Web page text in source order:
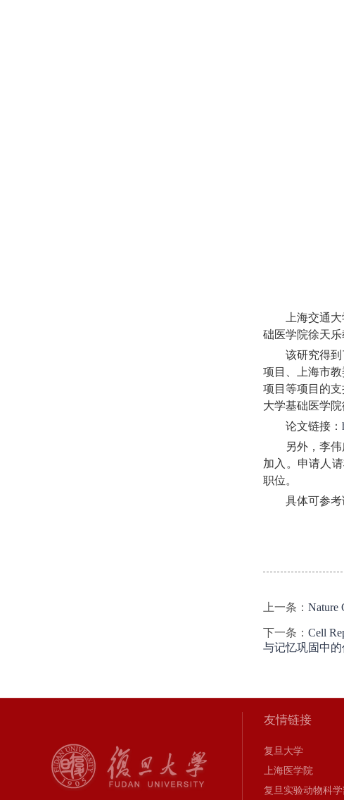
上海交通
础医学院徐天
该研究得
项目、上海市
项目等项目的
大学基础医学院
论文链接：
另外，李
加入。申请人
职位。
具体可参考
上一条： Nature
下一条： Cell
与记忆巩固中的
友情链接
复旦大学
上海医学院
复旦实验动物科学